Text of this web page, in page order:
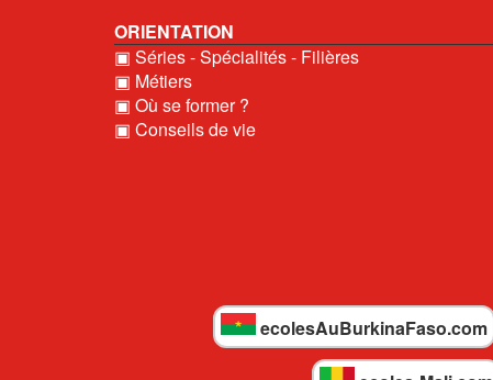
ORIENTATION
▣ Séries - Spécialités - Filières
▣ Métiers
▣ Où se former ?
▣ Conseils de vie
ecolesAuBurkinaFaso.com